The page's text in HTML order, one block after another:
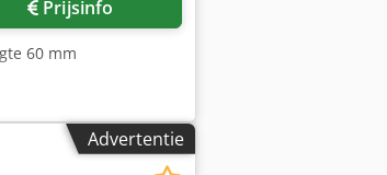
Prijsinfo
60 mm
Advertentie